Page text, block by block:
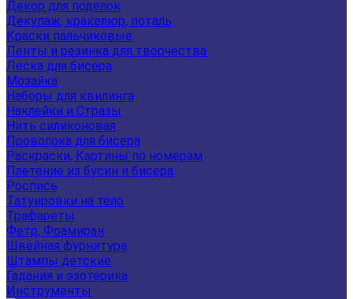
Декор для поделок
Декупаж, кракелюр, поталь
Краски пальчиковые
Ленты и резинка для творчества
Леска для бисера
Мозайка
Наборы для квилинга
Наклейки и Стразы
Нить силиконовая
Проволока для бисера
Раскраски, Картины по номерам
Плетение из бусин и бисера
Роспись
Татуировки на тело
Трафареты
Фетр, Фоамиран
Швейная фурнитура
Штампы детские
Гадания и эзотерика
Инструменты